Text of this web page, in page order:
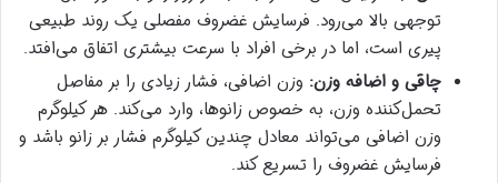
توجهی بالا می‌رود. فرسایش غضروف مفصلی یک روند طبیعی
پیری است، اما در برخی افراد با سرعت بیشتری اتفاق می‌افتد.
چاقی و اضافه وزن: وزن اضافی، فشار زیادی را بر مفاصل
تحمل‌کننده وزن، به خصوص زانوها، وارد می‌کند. هر کیلوگرم
وزن اضافی می‌تواند معادل چندین کیلوگرم فشار بر زانو باشد و
فرسایش غضروف را تسریع کند.